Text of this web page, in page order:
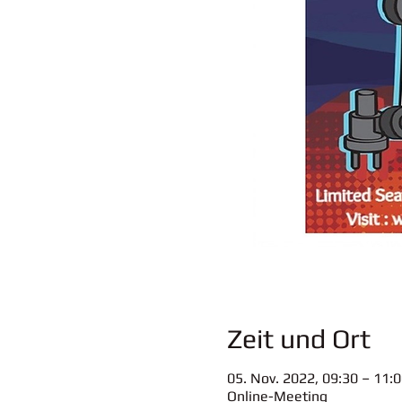
Zeit und Ort
05. Nov. 2022, 09:30 –
Online-Meeting